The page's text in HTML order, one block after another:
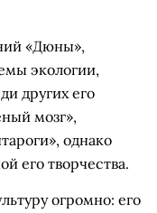
«Дюны»,
экологии,
других его
мозг»,
однако
его творчества.
огромно: его